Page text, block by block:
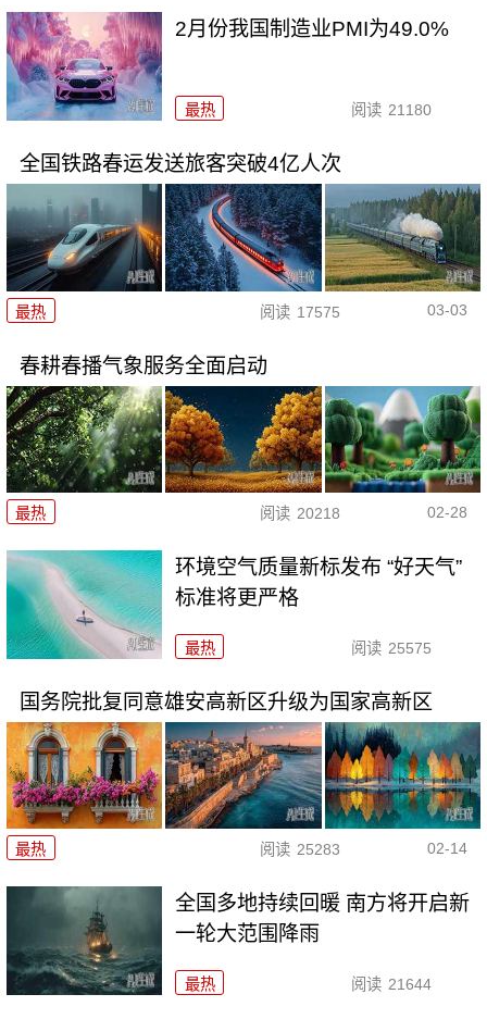
2月份我国制造业PMI为49.0%
最热 阅读 21180
全国铁路春运发送旅客突破4亿人次
最热 阅读 17575 03-03
春耕春播气象服务全面启动
最热 阅读 20218 02-28
环境空气质量新标发布 “好天气”
标准将更严格
最热 阅读 25575
国务院批复同意雄安高新区升级为国家高新区
最热 阅读 25283 02-14
全国多地持续回暖 南方将开启新
一轮大范围降雨
最热 阅读 21644